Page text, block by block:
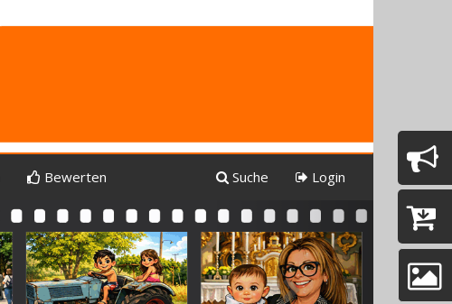
Bewerten Suche Login
Next